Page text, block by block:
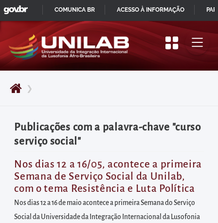
Pular
para
início
do
principal
Acessar
diretamente
o
menu
principal
Acessar
diretamente
❯
Publicações com a palavra-chave "curso
serviço social"
Nos dias 12 a 16/05, acontece a primeira
Semana de Serviço Social da Unilab,
com o tema Resistência e Luta Política
Nos dias 12 a 16 de maio acontece a primeira Semana do Serviço
Social da Universidade da Integração Internacional da Lusofonia
IR
PARA
CONTEÚDO
GOVBR
COMUNICA BR ACESSO À INFORMAÇÃO